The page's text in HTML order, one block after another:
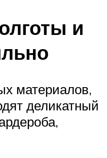
и
материалов,
деликатный